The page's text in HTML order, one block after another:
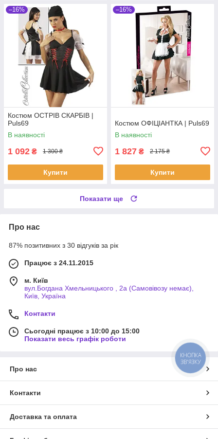
–16%
Костюм ОСТРІВ СКАРБІВ |
Puls69
В наявності
1 092 ₴ 1 300 ₴
Купити
–16%
Костюм ОФІЦІАНТКА | Puls69
В наявності
1 827 ₴ 2 175 ₴
Купити
Показати ще
Про нас
87% позитивних з 30 відгуків за рік
Працює з 24.11.2015
м. Київ
вул.Богдана Хмельницького , 2а (Самовівозу немає),
Київ, Україна
Контакти
Сьогодні працює з 10:00 до 15:00
Показати весь графік роботи
Про нас
Контакти
Доставка та оплата
КНОПКА
ЗВ'ЯЗКУ